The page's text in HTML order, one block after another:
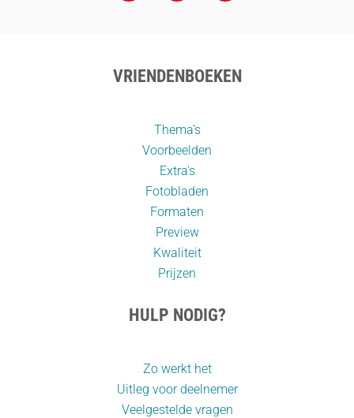
VRIENDENBOEKEN
Thema’s
Voorbeelden
Extra's
Fotobladen
Formaten
Preview
Kwaliteit
Prijzen
HULP NODIG?
Zo werkt het
Uitleg voor deelnemer
Veelgestelde vragen